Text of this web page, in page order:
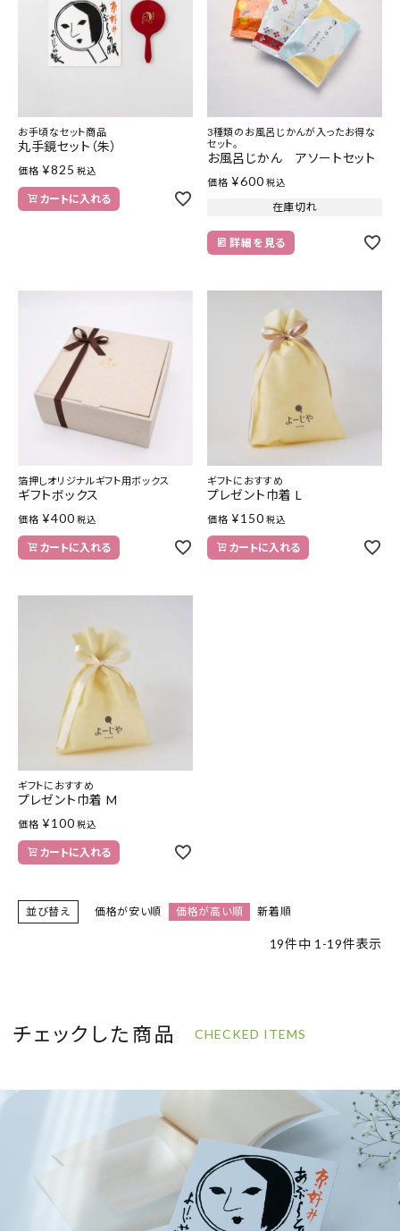
お手頃なセット商品
丸手鏡セット（朱）
価格 ¥825 税込
カートに入れる
3種類のお風呂じかんが入ったお得な
セット。
お風呂じかん アソートセット
価格 ¥600 税込
在庫切れ
詳細を見る
箔押しオリジナルギフト用ボックス
ギフトボックス
価格 ¥400 税込
カートに入れる
ギフトにおすすめ
プレゼント巾着 L
価格 ¥150 税込
カートに入れる
ギフトにおすすめ
プレゼント巾着 M
価格 ¥100 税込
カートに入れる
並び替え 価格が安い順 価格が高い順 新着順
19件中 1 -19件表示
チェックした商品 CHECKED ITEMS